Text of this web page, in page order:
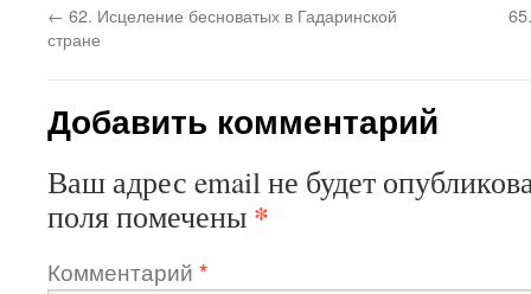
← 62. Исцеление бесноватых в Гадаринской
стране
Добавить комментарий
Ваш адрес email не будет
поля помечены *
Комментарий *